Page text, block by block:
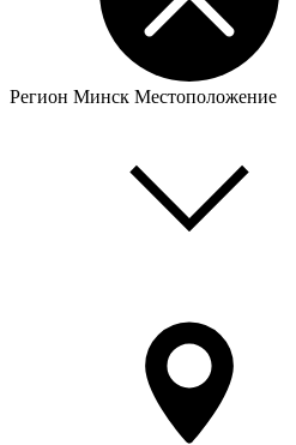
Регион Минск Местоположение